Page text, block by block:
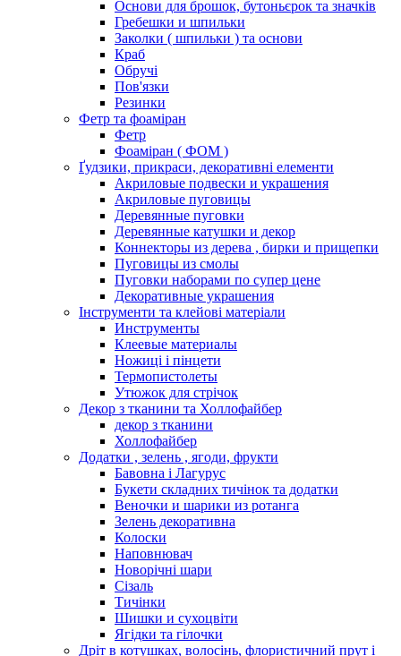
Основи для брошок, бутоньєрок та значків
Гребешки и шпильки
Заколки ( шпильки ) та основи
Краб
Обручі
Пов'язки
Резинки
Фетр та фоаміран
Фетр
Фоаміран ( ФОМ )
Ґудзики, прикраси, декоративні елементи
Акриловые подвески и украшения
Акриловые пуговицы
Деревянные пуговки
Деревянные катушки и декор
Коннекторы из дерева , бирки и прищепки
Пуговицы из смолы
Пуговки наборами по супер цене
Декоративные украшения
Інструменти та клейові матеріали
Инструменты
Клеевые материалы
Ножиці і пінцети
Термопистолеты
Утюжок для стрічок
Декор з тканини та Холлофайбер
декор з тканини
Холлофайбер
Додатки , зелень , ягоди, фрукти
Бавовна і Лагурус
Букети складних тичінок та додатки
Веночки и шарики из ротанга
Зелень декоративна
Колоски
Наповнювач
Новорічні шари
Сізаль
Тичінки
Шишки и сухоцвіти
Ягідки та гілочки
Дріт в котушках, волосінь, флористичний прут і